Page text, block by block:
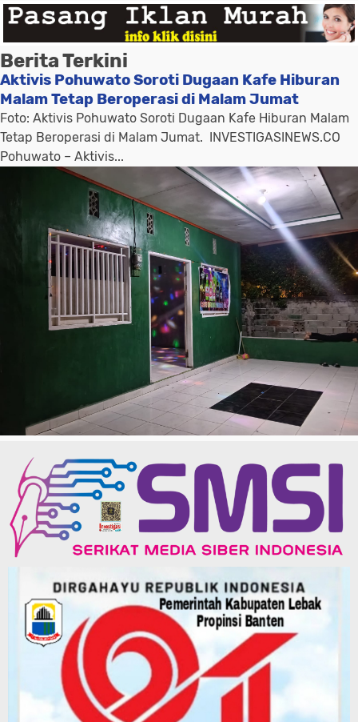
Berita Terkini
Aktivis Pohuwato Soroti Dugaan Kafe Hiburan
Malam Tetap Beroperasi di Malam Jumat
Foto: Aktivis Pohuwato Soroti Dugaan Kafe Hiburan Malam
Tetap Beroperasi di Malam Jumat. INVESTIGASINEWS.CO
Pohuwato – Aktivis...